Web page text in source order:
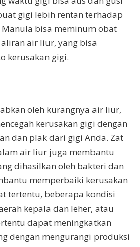
gigi lebih rentan terhadap
bisa meminum obat
air liur, yang bisa
kerusakan gigi.
oleh kurangnya air liur,
kerusakan gigi dengan
dan plak dari gigi Anda. Zat
air liur juga membantu
dihasilkan oleh bakteri dan
memperbaiki kerusakan
tertentu, beberapa kondisi
kepala dan leher, atau
dapat meningkatkan
dengan mengurangi produksi